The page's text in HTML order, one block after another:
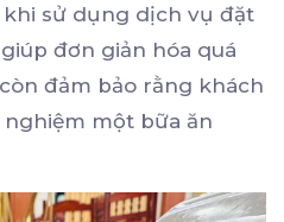
khi sử dụng dịch vụ đặt
đơn giản hóa quá
đảm bảo rằng khách
một bữa ăn